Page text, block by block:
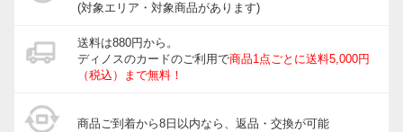
(対象エリア・対象商品があります)
送料は880円から。
ディノスのカードのご利用で商品1点ごとに送料5,000円
（税込）まで無料！
商品ご到着から8日以内なら、返品・交換が可能